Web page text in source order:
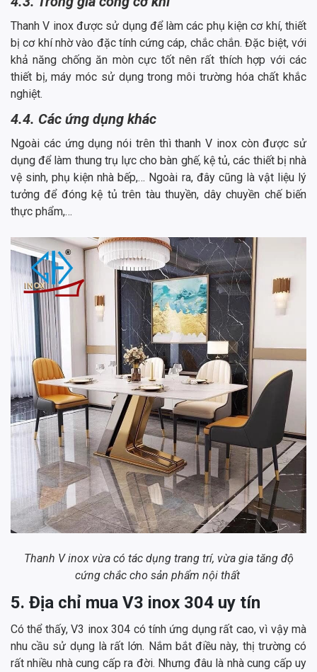
Thanh V inox được sử dụng để làm các phụ kiện cơ khí, thiết
bị cơ khí nhờ vào đặc tính cứng cáp, chắc chắn. Đặc biệt, với
khả năng chống ăn mòn cực tốt nên rất thích hợp với các
thiết bị, máy móc sử dụng trong môi trường hóa chất khắc
nghiệt.
4.4. Các ứng dụng khác
Ngoài các ứng dụng nói trên thì thanh V inox còn được sử
dụng để làm thung trụ lực cho bàn ghế, kệ tủ, các thiết bị nhà
vệ sinh, phụ kiện nhà bếp,… Ngoài ra, đây cũng là vật liệu lý
tưởng để đóng kệ tủ trên tàu thuyền, dây chuyền chế biến
thực phẩm,…
Thanh V inox vừa có tác dụng trang trí, vừa gia tăng độ
cứng chắc cho sản phẩm nội thất
5. Địa chỉ mua V3 inox 304 uy tín
Có thể thấy, V3 inox 304 có tính ứng dụng rất cao, vì vậy mà
nhu cầu sử dụng là rất lớn. Nắm bắt điều này, thị trường có
rất nhiều nhà cung cấp ra đời. Nhưng đâu là nhà cung cấp uy